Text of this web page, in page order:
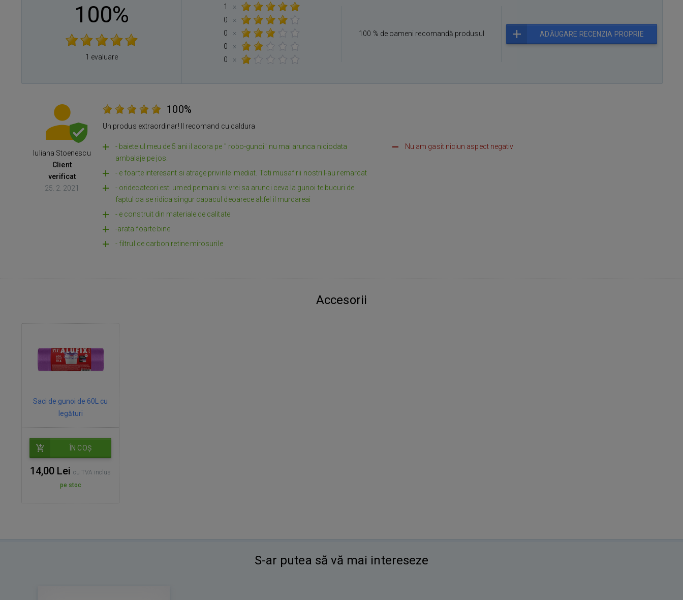
100%
1 evaluare
1
×
0
×
0
×
0
×
0
×
100 % de oameni recomandă produsul ADĂUGARE RECENZIA PROPRIE
Iuliana Stoenescu
Client
verificat
25. 2. 2021
100%
Un produs extraordinar! Il recomand cu caldura
- baietelul meu de 5 ani il adora pe " robo-gunoi" nu mai arunca niciodata
ambalaje pe jos.
- e foarte interesant si atrage privirile imediat. Toti musafirii nostri l-au remarcat
- oridecateori esti umed pe maini si vrei sa arunci ceva la gunoi te bucuri de
faptul ca se ridica singur capacul deoarece altfel il murdareai
- e construit din materiale de calitate
-arata foarte bine
- filtrul de carbon retine mirosurile
Nu am gasit niciun aspect negativ
Accesorii
Saci de gunoi de 60L cu
legături
ÎN COȘ
14,00 Lei cu TVA inclus
pe stoc
S-ar putea să vă mai intereseze